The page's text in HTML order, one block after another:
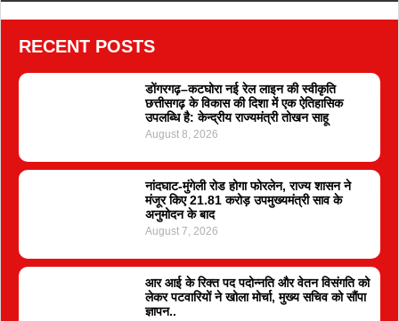
RECENT POSTS
डोंगरगढ़–कटघोरा नई रेल लाइन की स्वीकृति
छत्तीसगढ़ के विकास की दिशा में एक ऐतिहासिक
उपलब्धि है: केन्द्रीय राज्यमंत्री तोखन साहू
August 8, 2026
नांदघाट-मुंगेली रोड होगा फोरलेन, राज्य शासन ने
मंजूर किए 21.81 करोड़ उपमुख्यमंत्री साव के
अनुमोदन के बाद
August 7, 2026
आर आई के रिक्त पद पदोन्नति और वेतन विसंगति को
लेकर पटवारियों ने खोला मोर्चा, मुख्य सचिव को सौंपा
ज्ञापन..